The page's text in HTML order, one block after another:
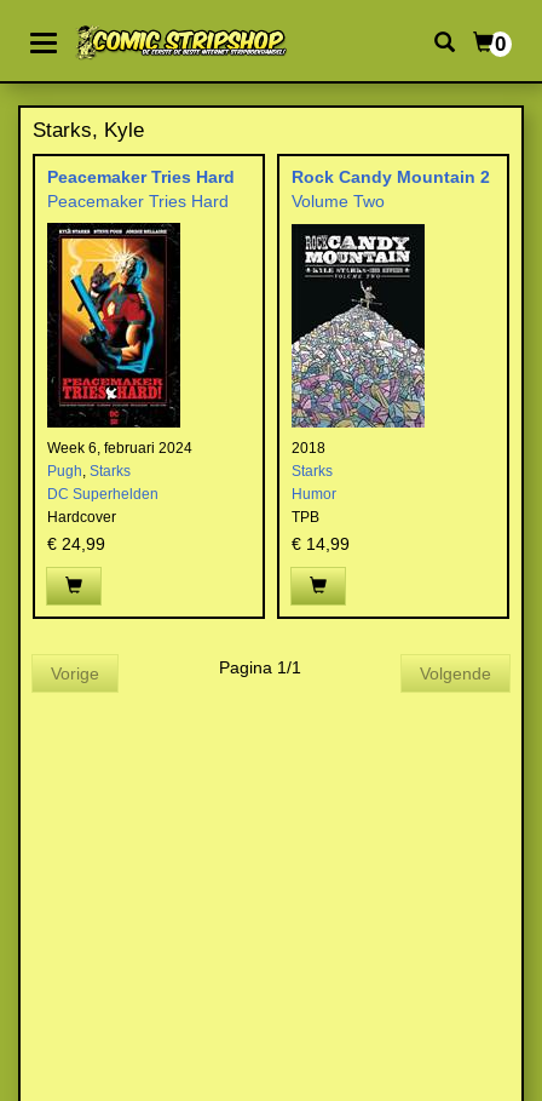
0
Starks, Kyle
Peacemaker Tries Hard
Peacemaker Tries Hard
Week 6, februari 2024
Pugh, Starks
DC Superhelden
Hardcover
€ 24,99
Rock Candy Mountain 2
Volume Two
2018
Starks
Humor
TPB
€ 14,99
Vorige Pagina 1/1 Volgende